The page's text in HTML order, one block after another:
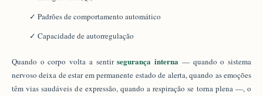
✓ Padrões de comportamento automático
✓ Capacidade de autorregulação
Quando o corpo volta a sentirsegurança interna — quando o sistema
nervoso deixa de estar em permanente estado de alerta, quando as emoções
têm vias saudáveis de expressão, quando a respiração se torna plena —, o